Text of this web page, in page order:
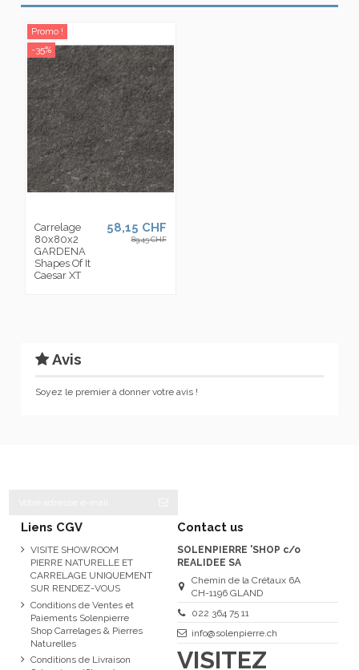
Promo !
-35%
Carrelage
80x80x2
GARDENA
Shapes Of It
Caesar XT
58,15 CHF
89,45 CHF
Avis
Soyez le premier à donner votre avis !
Liens CGV
VISITE SHOWROOM
PIERRE NATURELLE ET
CARRELAGE UNIQUEMENT
SUR RENDEZ-VOUS
Conditions de Ventes et
Paiements Solenpierre
Shop Carrelages & Pierres
Naturelles
Conditions de Livraison
Contact us
SOLENPIERRE 'SHOP c/o
REALIDEE SA
Chemin de la Crétaux 6A
CH-1196 GLAND
022 364 75 11
info@solenpierre.ch
VISITEZ